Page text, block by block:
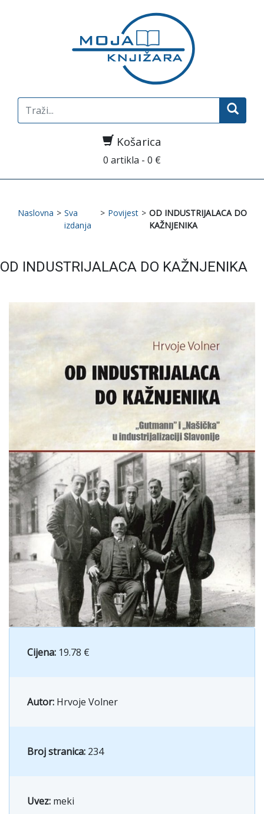
Search
for:
Košarica
0 artikla - 0 €
Naslovna > Sva
izdanja
> Povijest > OD INDUSTRIJALACA DO
KAŽNJENIKA
OD INDUSTRIJALACA DO KAŽNJENIKA
Cijena: 19.78 €
Autor: Hrvoje Volner
Broj stranica: 234
Uvez: meki